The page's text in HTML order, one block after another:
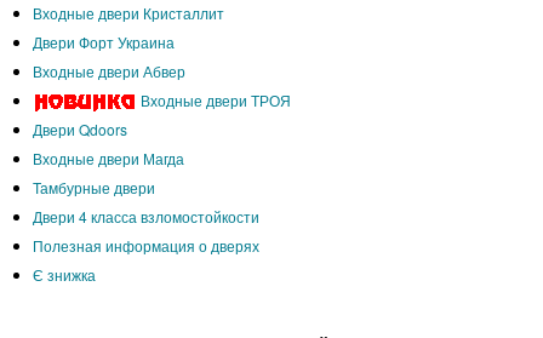
Входные двери Кристаллит
Двери Форт Украина
Входные двери Абвер
Входные двери ТРОЯ
Двери Qdoors
Входные двери Магда
Тамбурные двери
Двери 4 класса взломостойкости
Полезная информация о дверях
Є знижка